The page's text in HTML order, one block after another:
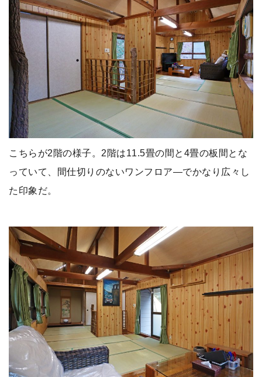
こちらが2階の様子。2階は11.5畳の間と4畳の板間とな
っていて、間仕切りのないワンフロア―でかなり広々し
た印象だ。